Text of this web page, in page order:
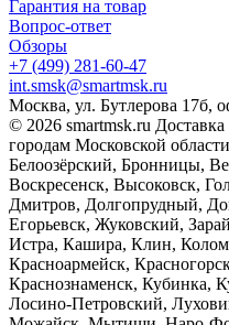
Гарантия на товар
Вопрос-ответ
Обзоры
+7 (499) 281-60-47
int.smsk@smartmsk.ru
Москва, ул. Бутлерова 17б,
© 2026 smartmsk.ru
городам Московской
Белоозёрский, Бронницы,
Воскресенск, Высоковск,
Дмитров, Долгопрудный,
Егорьевск, Жуковский,
Истра, Кашира, Клин,
Красноармейск,
Краснознаменск, Кубинка,
Лосино-Петровский,